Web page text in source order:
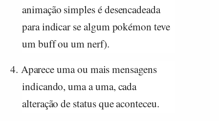
animação simples é desencadeada
para indicar se algum pokémon teve
um buff ou um nerf).
4. Aparece uma ou mais mensagens
indicando, uma a uma, cada
alteração de status que aconteceu.